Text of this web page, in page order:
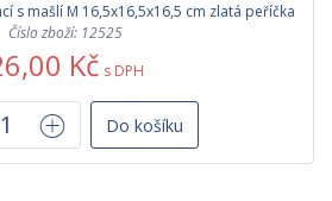
s mašlí M 16,5x16,5x16,5 cm zlatá peříčka
Číslo zboží: 12525
Kč s DPH
Do košíku